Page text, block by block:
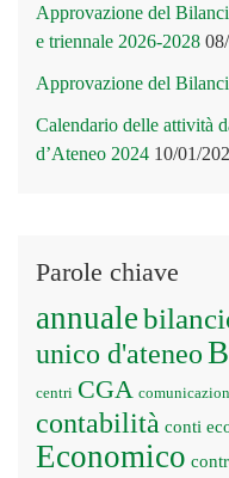
Approvazione del
e triennale 2026-2028
Approvazione del
Calendario delle attività
d’Ateneo 2024 10/01/
Parole chiave
annuale
unico d'ateneo
centri CGA
contabilità conti
Economico